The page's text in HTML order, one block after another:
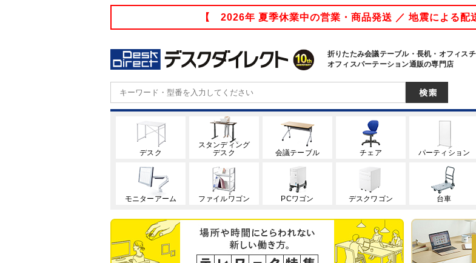
【 2026年 夏季休業中の営業・商品発送 ／ 地震による配
折りたたみ会議テーブル・長机・オフィスチ
オフィスパーテーション通販の専門店
デスク
スタンディング
デスク
会議テーブル チェア パーティション
モニターアーム ファイルワゴン PCワゴン デスクワゴン 台車